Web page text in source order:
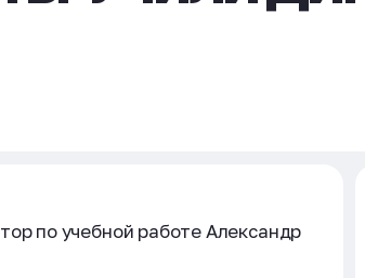
по учебной работе Александр